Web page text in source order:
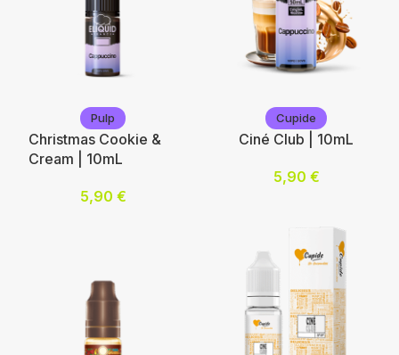
Choix des options
Eliquid France
Nicotine (mg/mL) :
Choix des options
Eliquid France
Pulp
Christmas Cookie &
Cream | 10mL
5,90 €
Cupide
Ciné Club | 10mL
5,90 €